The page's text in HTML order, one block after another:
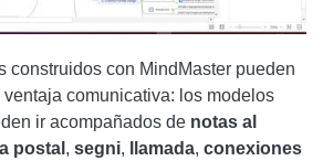
construidos con MindMaster pueden
comunicativa: los modelos
ir acompañados de notas al
postal , segni, llamada, conexiones